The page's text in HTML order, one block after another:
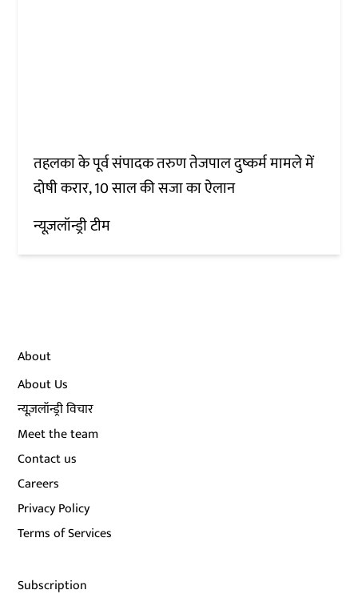
तहलका के पूर्व संपादक तरुण तेजपाल दुष्कर्म मामले में
दोषी करार, 10 साल की सजा का ऐलान
न्यूज़लॉन्ड्री टीम
About
About Us
न्यूज़लॉन्ड्री विचार
Meet the team
Contact us
Careers
Privacy Policy
Terms of Services
Subscription